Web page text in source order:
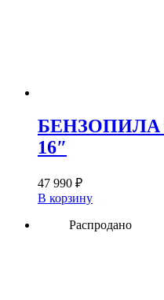
БЕНЗОПИЛА
16″
47 990 ₽
В корзину
Распродано